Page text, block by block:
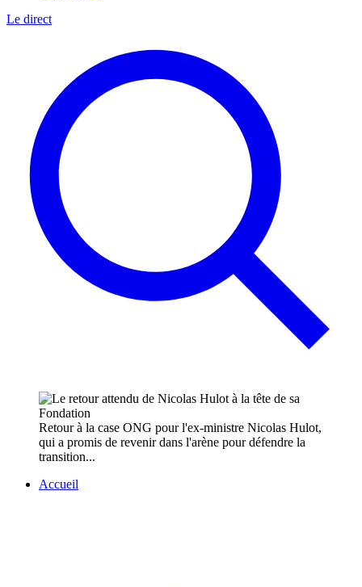
Le direct
Retour à la case ONG pour l'ex-ministre Nicolas Hulot,
qui a promis de revenir dans l'arène pour défendre la
transition...
Accueil